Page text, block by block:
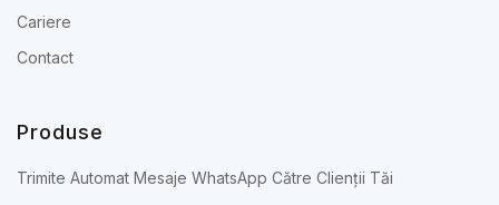
Cariere
Contact
Produse
Trimite Automat Mesaje WhatsApp Către Clienții Tăi